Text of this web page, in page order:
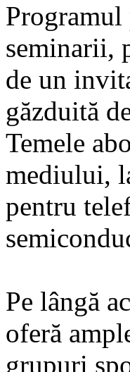
Programul
seminarii,
de un
găzduită
Temele
mediului,
pentru
Pe lângă
oferă
grupuri